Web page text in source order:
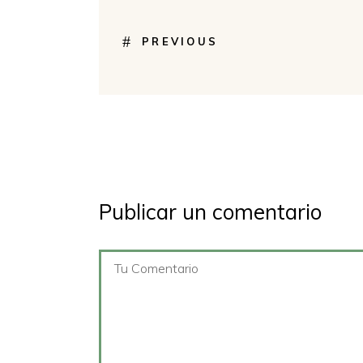
PREVIOUS
Publicar un comentario